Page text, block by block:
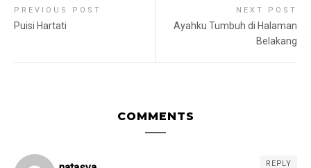
PREVIOUS POST
Puisi Hartati
NEXT POST
Ayahku Tumbuh di Halaman
Belakang
COMMENTS
REPLY